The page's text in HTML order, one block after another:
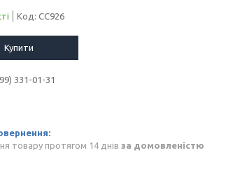
Код: CC926
Купити
331-01-31
товару протягом 14 днів за домовленістю